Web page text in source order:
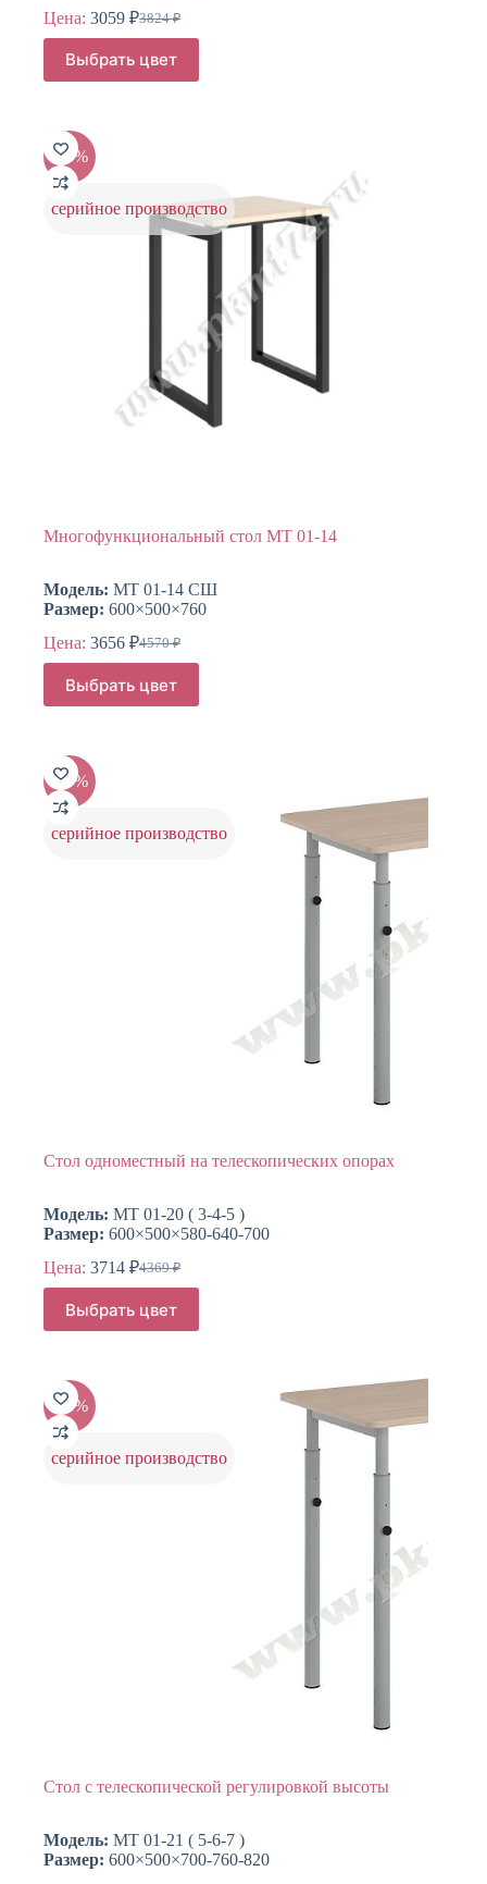
Цена:
3824₽
Первоначальная
цена
составляла
3824 ₽.
3059 ₽Текущая
цена:
3059 ₽.
Выбрать цвет
Этот
товар
имеет
Опции
можно
выбрать
на
странице
-20%
серийное производство
Многофункциональный стол МТ 01-14
Модель: МТ 01-14 СШ
Размер: 600×500×760
Цена:
4570₽
Первоначальная
составляла
4570 ₽.
3656 ₽Текущая
3656 ₽.
Выбрать цвет
Этот
товар
имеет
Опции
можно
выбрать
на
странице
-15%
серийное производство
Стол одноместный на телескопических опорах
Модель: МТ 01-20 ( 3-4-5 )
Размер: 600×500×580-640-700
Цена:
4369₽
Первоначальная
составляла
4369 ₽.
3714 ₽Текущая
3714 ₽.
Выбрать цвет
Этот
товар
имеет
Опции
можно
выбрать
на
странице
-15%
серийное производство
Стол с телескопической регулировкой высоты
Модель: МТ 01-21 ( 5-6-7 )
Размер: 600×500×700-760-820